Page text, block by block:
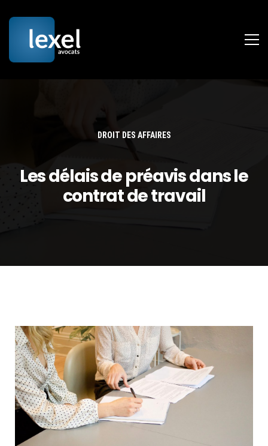
DROIT DES AFFAIRES
Les délais de préavis dans le
contrat de travail